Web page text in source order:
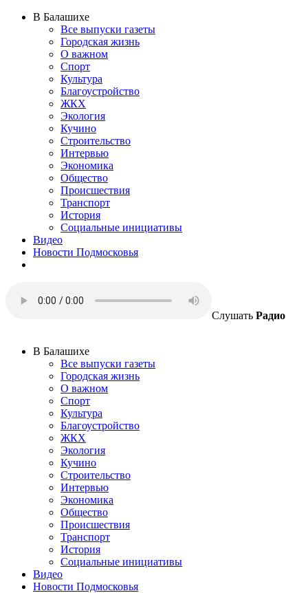
В Балашихе
Все выпуски газеты
Городская жизнь
О важном
Спорт
Культура
Благоустройство
ЖКХ
Экология
Кучино
Строительство
Интервью
Экономика
Общество
Происшествия
Транспорт
История
Социальные инициативы
Видео
Новости Подмосковья
Слушать Радио
В Балашихе
Все выпуски газеты
Городская жизнь
О важном
Спорт
Культура
Благоустройство
ЖКХ
Экология
Кучино
Строительство
Интервью
Экономика
Общество
Происшествия
Транспорт
История
Социальные инициативы
Видео
Новости Подмосковья